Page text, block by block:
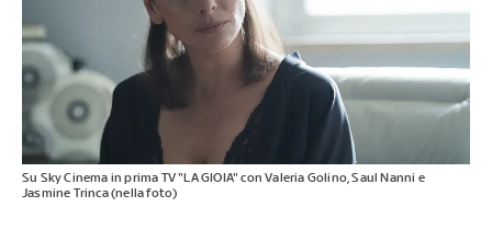
Su Sky Cinema in prima TV "LA GIOIA" con Valeria Golino, Saul Nanni e
Jasmine Trinca (nella foto)